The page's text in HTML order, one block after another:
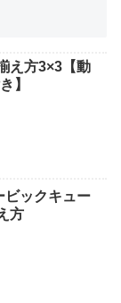
え方3×3【動
】
ビックキュー
方